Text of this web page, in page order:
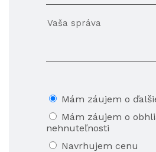
Mám záujem o
Mám záujem o
nehnuteľnosti
Navrhujem cenu